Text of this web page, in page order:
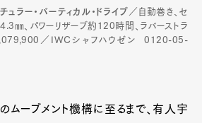
ュラー・バーティカル・ドライブ ／自動巻き、セ
㎜、パワーリザーブ約120時間、ラバーストラ
／IWCシャフハウゼン 0120-05-
ムーブメント機構に至るまで、有人宇